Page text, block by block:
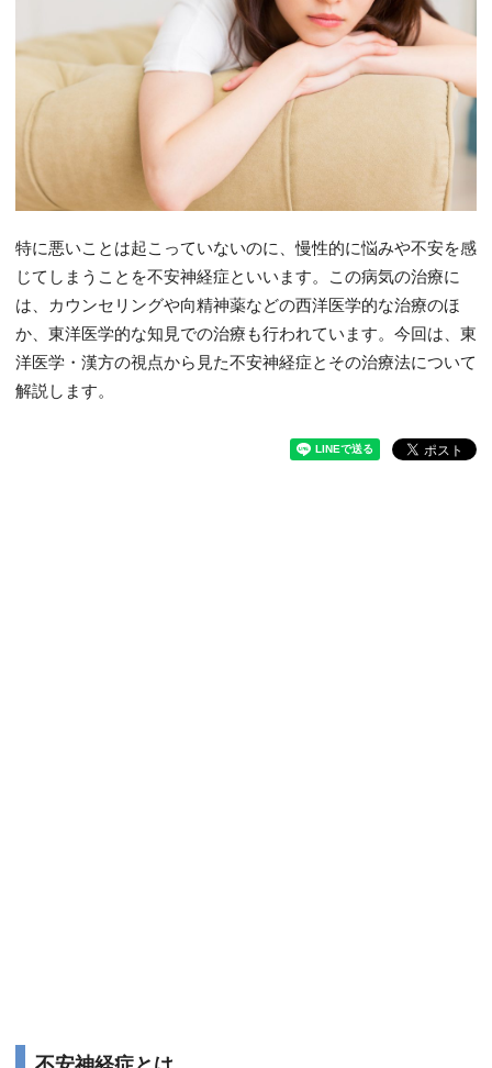
特に悪いことは起こっていないのに、慢性的に悩みや不安を感
じてしまうことを不安神経症といいます。この病気の治療に
は、カウンセリングや向精神薬などの西洋医学的な治療のほ
か、東洋医学的な知見での治療も行われています。今回は、東
洋医学・漢方の視点から見た不安神経症とその治療法について
解説します。
不安神経症とは